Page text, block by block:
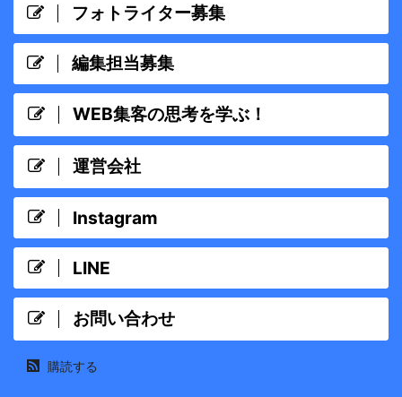
フォトライター募集
編集担当募集
WEB集客の思考を学ぶ！
運営会社
Instagram
LINE
お問い合わせ
購読する